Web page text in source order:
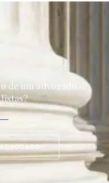
de um advogado